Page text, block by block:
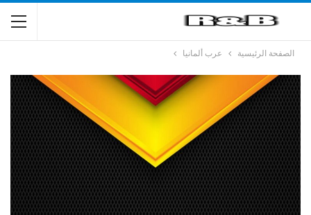
الصفحة الرئيسية عرب ألمانيا